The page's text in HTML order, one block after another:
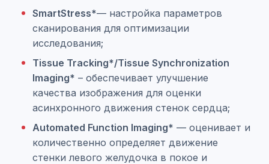
SmartStress*— настройка параметров
сканирования для оптимизации
исследования;
Tissue Tracking*/Tissue Synchronization
Imaging* – обеспечивает улучшение
качества изображения для оценки
асинхронного движения стенок сердца;
Automated Function Imaging* — оценивает и
количественно определяет движение
стенки левого желудочка в покое и